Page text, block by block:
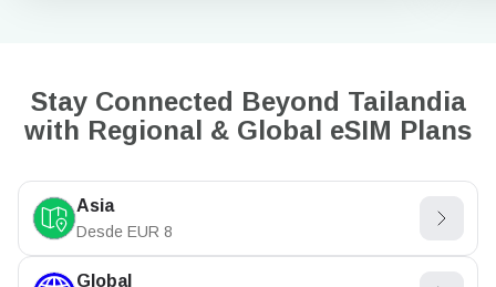
Stay Connected Beyond Tailandia
with Regional & Global eSIM Plans
Asia
Desde EUR 8
Global